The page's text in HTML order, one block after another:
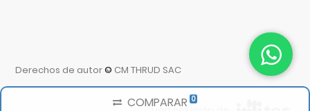
COMPARAR 0
Derechos de autor© CM THRUD SAC